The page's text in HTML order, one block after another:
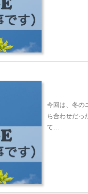
今回は、冬の
ち合わせだっ
て…